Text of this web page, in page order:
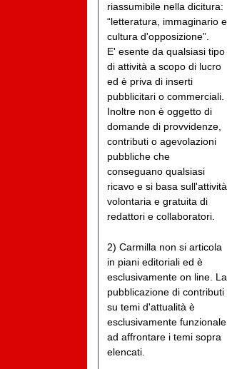
riassumibile nella dicitura:
“letteratura, immaginario e
cultura d'opposizione”.
E' esente da qualsiasi tipo
di attività a scopo di lucro
ed è priva di inserti
pubblicitari o commerciali.
Inoltre non è oggetto di
domande di provvidenze,
contributi o agevolazioni
pubbliche che
conseguano qualsiasi
ricavo e si basa sull'attività
volontaria e gratuita di
redattori e collaboratori.
2) Carmilla non si articola
in piani editoriali ed è
esclusivamente on line. La
pubblicazione di contributi
su temi d'attualità è
esclusivamente funzionale
ad affrontare i temi sopra
elencati.